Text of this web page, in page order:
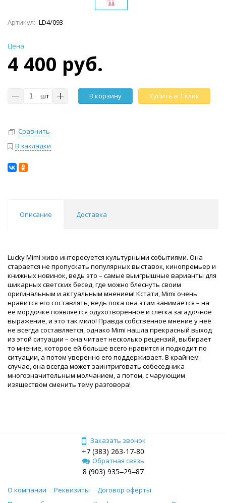
Артикул: LD4/093
Цена
4 400 руб.
шт В корзину Купить в 1 клик
Сравнить
В закладки
Описание Доставка
Lucky Mimi живо интересуется культурными событиями. Она
старается не пропускать популярных выставок, кинопремьер и
книжных новинок, ведь это – самые выигрышные варианты для
шикарных светских бесед, где можно блеснуть своим
оригинальным и актуальным мнением! Кстати, Mimi очень
нравится его составлять, ведь пока она этим занимается – на
её мордочке появляется одухотворенное и слегка загадочное
выражение, и это так мило! Правда собственное мнение у неё
не всегда составляется, однако Mimi нашла прекрасный выход
из этой ситуации – она читает несколько рецензий, выбирает
то мнение, которое ей больше всего нравится и подходит по
ситуации, а потом уверенно его поддерживает. В крайнем
случае, она всегда может заинтриговать собеседника
многозначительным молчанием, а потом, с чарующим
изяществом сменить тему разговора!
Заказать звонок
+7 (383) 263-17-80
Обратная связь
8 (903) 935‒29‒87
О компании Реквизиты
Договор оферты